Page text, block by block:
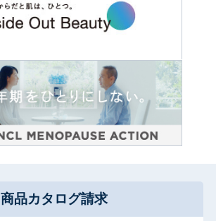
商品カタログ請求